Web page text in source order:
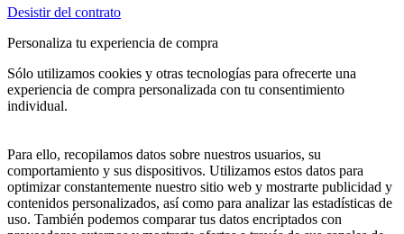
Desistir del contrato
Personaliza tu experiencia de compra
Sólo utilizamos cookies y otras tecnologías para ofrecerte una
experiencia de compra personalizada con tu consentimiento
individual.
Para ello, recopilamos datos sobre nuestros usuarios, su
comportamiento y sus dispositivos. Utilizamos estos datos para
optimizar constantemente nuestro sitio web y mostrarte publicidad y
contenidos personalizados, así como para analizar las estadísticas de
uso. También podemos comparar tus datos encriptados con